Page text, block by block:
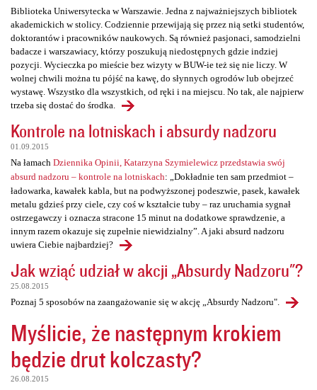
Biblioteka Uniwersytecka w Warszawie. Jedna z najważniejszych bibliotek
akademickich w stolicy. Codziennie przewijają się przez nią setki studentów,
doktorantów i pracowników naukowych. Są również pasjonaci, samodzielni
badacze i warszawiacy, którzy poszukują niedostępnych gdzie indziej
pozycji. Wycieczka po mieście bez wizyty w BUW-ie też się nie liczy. W
wolnej chwili można tu pójść na kawę, do słynnych ogrodów lub obejrzeć
wystawę. Wszystko dla wszystkich, od ręki i na miejscu. No tak, ale najpierw
trzeba się dostać do środka.
Kontrole na lotniskach i absurdy nadzoru
01.09.2015
Na łamach Dziennika Opinii, Katarzyna Szymielewicz przedstawia swój
absurd nadzoru – kontrole na lotniskach: „Dokładnie ten sam przedmiot –
ładowarka, kawałek kabla, but na podwyższonej podeszwie, pasek, kawałek
metalu gdzieś przy ciele, czy coś w kształcie tuby – raz uruchamia sygnał
ostrzegawczy i oznacza stracone 15 minut na dodatkowe sprawdzenie, a
innym razem okazuje się zupełnie niewidzialny”. A jaki absurd nadzoru
uwiera Ciebie najbardziej?
Jak wziąć udział w akcji „Absurdy Nadzoru"?
25.08.2015
Poznaj 5 sposobów na zaangażowanie się w akcję „Absurdy Nadzoru".
Myślicie, że następnym krokiem
będzie drut kolczasty?
26.08.2015